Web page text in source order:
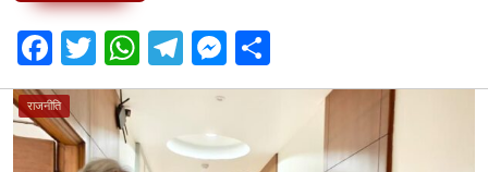
F
a
ce
b
T
wi
tt
er
W
h
s
T
el
gr
M
es
n
h
e
राजनीति